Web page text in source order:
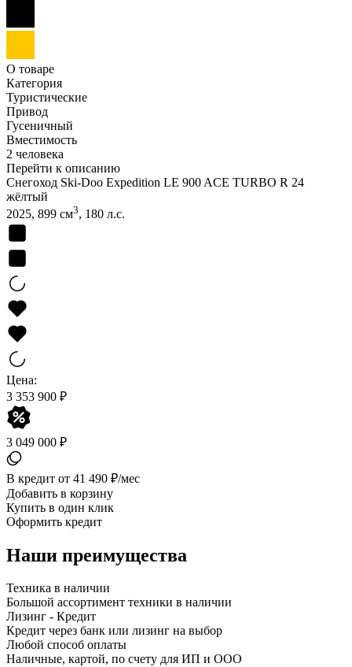
О товаре
Категория
Туристические
Привод
Гусеничный
Вместимость
2 человека
Перейти к описанию
Снегоход Ski-Doo Expedition LE 900 ACE TURBO R 24
жёлтый
2025, 899 см3, 180 л.с.
Цена:
3 353 900 ₽
3 049 000 ₽
В кредит от 41 490 ₽/мес
Добавить в корзину
Купить в один клик
Оформить кредит
Наши преимущества
Техника в наличии
Большой ассортимент техники в наличии
Лизинг - Кредит
Кредит через банк или лизинг на выбор
Любой способ оплаты
Наличные, картой, по счету для ИП и ООО